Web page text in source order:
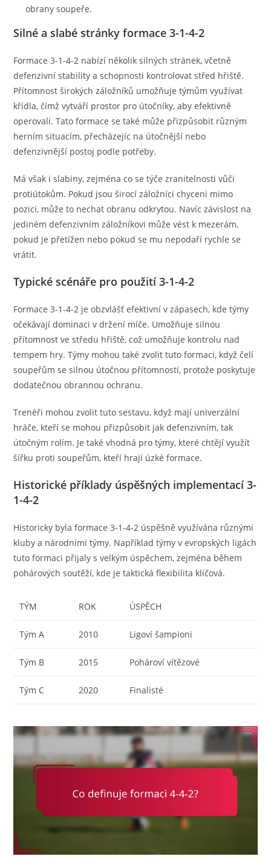
obrany soupeře.
Silné a slabé stránky formace 3-1-4-2
Formace 3-1-4-2 nabízí několik silných stránek, včetně
defenzivní stability a schopnosti kontrolovat střed hřiště.
Přítomnost širokých záložníků umožňuje týmům využívat
křídla, čímž vytváří prostor pro útočníky, aby efektivně
operovali. Tato formace se také může přizpůsobit různým
herním situacím, přecházejíc na útočnější nebo
defenzivnější postoj podle potřeby.
Má však i slabiny, zejména co se týče zranitelnosti vůči
protiútokům. Pokud jsou širocí záložníci chyceni mimo
pozici, může to nechat obranu odkrytou. Navíc závislost na
jediném defenzivním záložníkovi může vést k mezerám,
pokud je přetížen nebo pokud se mu nepodaří rychle se
vrátit.
Typické scénáře pro použití 3-1-4-2
Formace 3-1-4-2 je obzvlášť efektivní v zápasech, kde týmy
očekávají dominaci v držení míče. Umožňuje silnou
přítomnost ve středu hřiště, což umožňuje kontrolu nad
tempem hry. Týmy mohou také zvolit tuto formaci, když čelí
soupeřům se silnou útočnou přítomností, protože poskytuje
dodatečnou obrannou ochranu.
Trenéři mohou zvolit tuto sestavu, když mají univerzální
hráče, kteří se mohou přizpůsobit jak defenzivním, tak
útočným rolím. Je také vhodná pro týmy, které chtějí využít
šířku proti soupeřům, kteří hrají úzké formace.
Historické příklady úspěšných implementací 3-
1-4-2
Historicky byla formace 3-1-4-2 úspěšně využívána různými
kluby a národními týmy. Například týmy v evropských ligách
tuto formaci přijaly s velkým úspěchem, zejména během
pohárových soutěží, kde je taktická flexibilita klíčová.
TÝM ROK ÚSPĚCH
Tým A 2010 Ligoví šampioni
Tým B 2015 Pohároví vítězové
Tým C 2020 Finalisté